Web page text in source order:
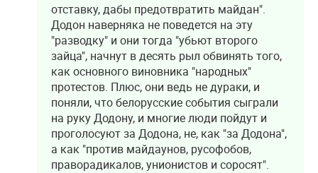
отставку, дабы предотвратить майдан".
Додон наверняка не поведется на эту
"разводку" и они тогда "убьют второго
зайца", начнут в десять рыл обвинять того,
как основного виновника "народных"
протестов. Плюс, они ведь не дураки, и
поняли, что белорусские события сыграли
на руку Додону, и многие люди пойдут и
проголосуют за Додона, не, как "за Додона",
а как "против майдаунов, русофобов,
праворадикалов, унионистов и соросят".